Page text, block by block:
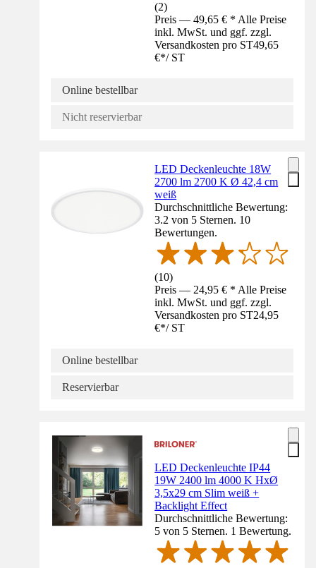
(2)
Preis — 49,65 € * Alle Preise
inkl. MwSt. und ggf. zzgl.
Versandkosten pro ST49,65
€*/ ST
Online bestellbar
Nicht reservierbar
LED Deckenleuchte 18W
2700 lm 2700 K Ø 42,4 cm
weiß
Durchschnittliche Bewertung:
3.2 von 5 Sternen. 10
Bewertungen.
(10)
Preis — 24,95 € * Alle Preise
inkl. MwSt. und ggf. zzgl.
Versandkosten pro ST24,95
€*/ ST
Online bestellbar
Reservierbar
LED Deckenleuchte IP44
19W 2400 lm 4000 K HxØ
3,5x29 cm Slim weiß +
Backlight Effect
Durchschnittliche Bewertung:
5 von 5 Sternen. 1 Bewertung.